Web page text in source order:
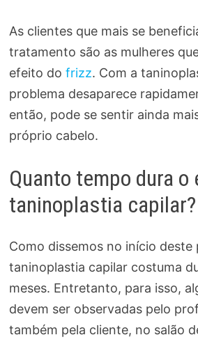
As clientes que mais se
tratamento são as mulheres
efeito do frizz. Com a
problema desaparece
então, pode se sentir ainda
próprio cabelo.
Quanto tempo dura o
taninoplastia capilar?
Como dissemos no início
taninoplastia capilar costuma
meses. Entretanto, para isso,
devem ser observadas pelo
também pela cliente, no salão